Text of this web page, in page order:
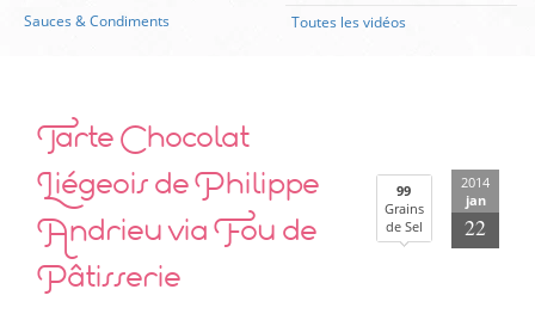
Sauces & Condiments
Toutes les vidéos
Tarte Chocolat
Liégeois de Philippe
Andrieu via Fou de
Pâtisserie
99
Grains
de Sel
2014
jan
22